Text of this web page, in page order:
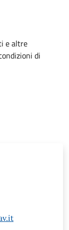
e altre
di